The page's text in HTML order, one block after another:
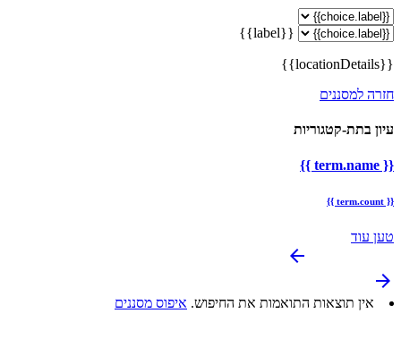
{{label}}
{{locationDetails}}
חזרה למסננים
עיון בתת-קטגוריות
{{ term.name }}
{{ term.count }}
טען עוד
arrow_backward
arrow_forward
אין תוצאות התואמות את החיפוש. איפוס מסננים